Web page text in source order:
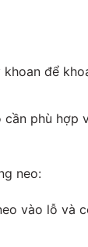
khoan để
cần phù hợp
neo:
vào lỗ và